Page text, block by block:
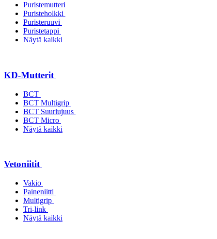
Puristemutteri
Puristeholkki
Puristeruuvi
Puristetappi
Näytä kaikki
KD-Mutterit
BCT
BCT Multigrip
BCT Suurlujuus
BCT Micro
Näytä kaikki
Vetoniitit
Vakio
Paineniitti
Multigrip
Tri-link
Näytä kaikki